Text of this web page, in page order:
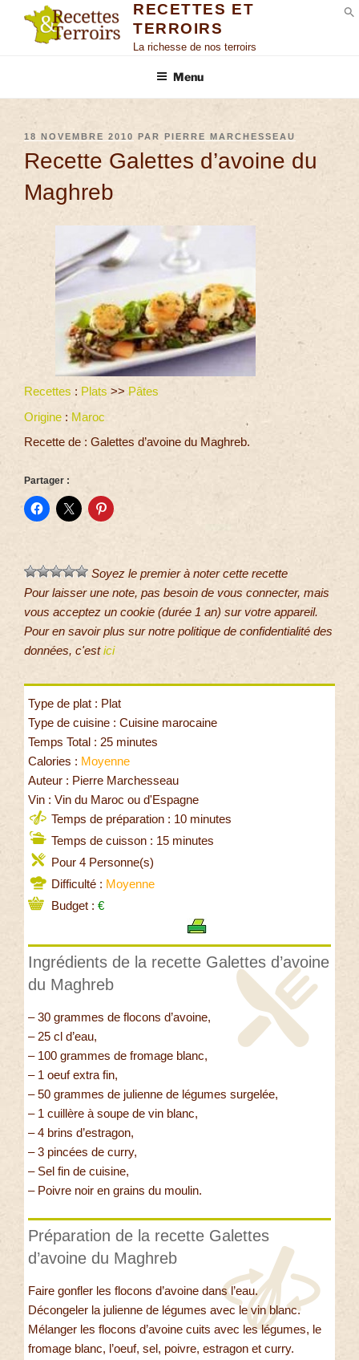
RECETTES ET
TERROIRS
La richesse de nos terroirs
Menu
18 NOVEMBRE 2010 PAR PIERRE MARCHESSEAU
Recette Galettes d’avoine du
Maghreb
Recettes : Plats >>Pâtes
Origine : Maroc
Recette de : Galettes d’avoine du Maghreb.
Partager :
Soyez le premier à noter cette recette
Pour laisser une note, pas besoin de vous connecter, mais
vous acceptez un cookie (durée 1 an) sur votre appareil.
Pour en savoir plus sur notre politique de confidentialité des
données, c'estici
Type de plat : Plat
Type de cuisine : Cuisine marocaine
Temps Total : 25 minutes
Calories : Moyenne
Auteur : Pierre Marchesseau
Vin : Vin du Maroc ou d'Espagne
Temps de préparation : 10 minutes
Temps de cuisson : 15 minutes
Pour 4 Personne(s)
Difficulté : Moyenne
Budget : €
Ingrédients de la recette Galettes d’avoine
du Maghreb
– 30 grammes de flocons d’avoine,
– 25 cl d’eau,
– 100 grammes de fromage blanc,
– 1 oeuf extra fin,
– 50 grammes de julienne de légumes surgelée,
– 1 cuillère à soupe de vin blanc,
– 4 brins d’estragon,
– 3 pincées de curry,
– Sel fin de cuisine,
– Poivre noir en grains du moulin.
Préparation de la recette Galettes
d’avoine du Maghreb
Faire gonfler les flocons d’avoine dans l’eau.
Décongeler la julienne de légumes avec le vin blanc.
Mélanger les flocons d’avoine cuits avec les légumes, le
fromage blanc, l’oeuf, sel, poivre, estragon et curry.